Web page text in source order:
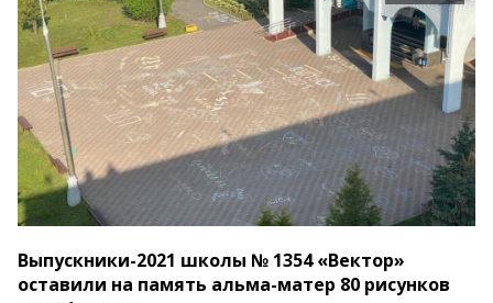
Выпускники-2021 школы № 1354 «Вектор»
оставили на память альма-матер 80 рисунков